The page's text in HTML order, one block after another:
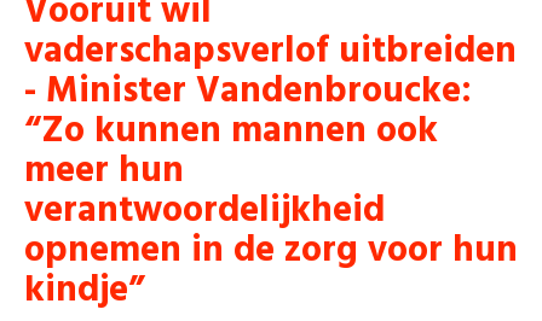
Vooruit wil
vaderschapsverlof uitbreiden
- Minister Vandenbroucke:
“Zo kunnen mannen ook
meer hun
verantwoordelijkheid
opnemen in de zorg voor hun
kindje”